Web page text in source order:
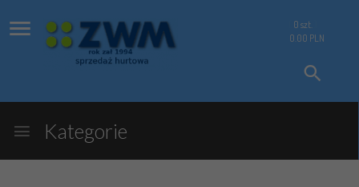
0 szt.
0.00 PLN
Kategorie